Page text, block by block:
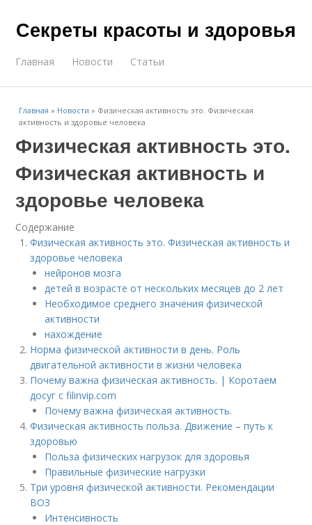
Секреты красоты и здоровья
Главная Новости Статьи
Главная » Новости » Физическая активность это. Физическая
активность и здоровье человека
Физическая активность это.
Физическая активность и
здоровье человека
Содержание
Физическая активность это. Физическая активность и
здоровье человека
нейронов мозга
детей в возрасте от нескольких месяцев до 2 лет
Необходимое среднего значения физической
активности
нахождение
Норма физической активности в день. Роль
двигательной активности в жизни человека
Почему важна физическая активность. | Коротаем
досуг с filinvip.com
Почему важна физическая активность.
Физическая активность польза. Движение – путь к
здоровью
Польза физических нагрузок для здоровья
Правильные физические нагрузки
Три уровня физической активности. Рекомендации
ВОЗ
Интенсивность